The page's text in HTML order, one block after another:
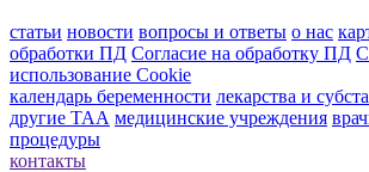
статьи новости вопросы и ответы о нас
обработки ПД Согласие на обработку ПД
использование Cookie
календарь беременности лекарства и
другие ТАА медицинские учреждения
процедуры
контакты